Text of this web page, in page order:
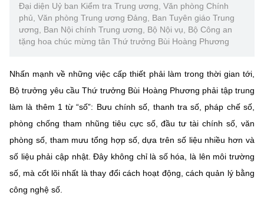
Đại diện Uỷ ban Kiểm tra Trung ương, Văn phòng Chính
phủ, Văn phòng Trung ương Đảng, Ban Tuyên giáo Trung
ương, Ban Nội chính Trung ương, Bộ Nội vụ, Bộ Công an
tặng hoa chúc mừng tân Thứ trưởng Bùi Hoàng Phương
Nhấn mạnh về những việc cấp thiết phải làm trong thời gian tới,
Bộ trưởng yêu cầu Thứ trưởng Bùi Hoàng Phương phải tập trung
làm là thêm 1 từ “số”: Bưu chính số, thanh tra số, pháp chế số,
phòng chống tham nhũng tiêu cực số, đầu tư tài chính số, văn
phòng số, tham mưu tổng hợp số, dựa trên số liệu nhiều hơn và
số liệu phải cập nhật. Đây không chỉ là số hóa, là lên môi trường
số, mà cốt lõi nhất là thay đổi cách hoạt động, cách quản lý bằng
công nghệ số.